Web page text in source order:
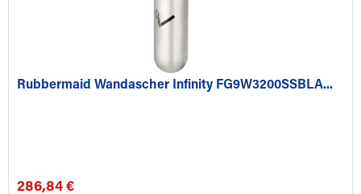
Rubbermaid Wandascher Infinity FG9W3200SSBLA...
286,84 €